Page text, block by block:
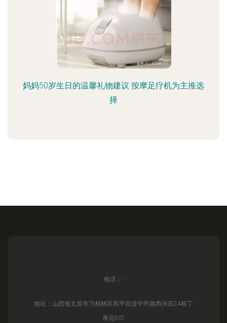
妈妈50岁生日的温馨礼物建议 按摩足疗机为主推选
择
电话：-
地址：山西省太原市万柏林区和平街道中环路西兴苑24栋丁
单元801